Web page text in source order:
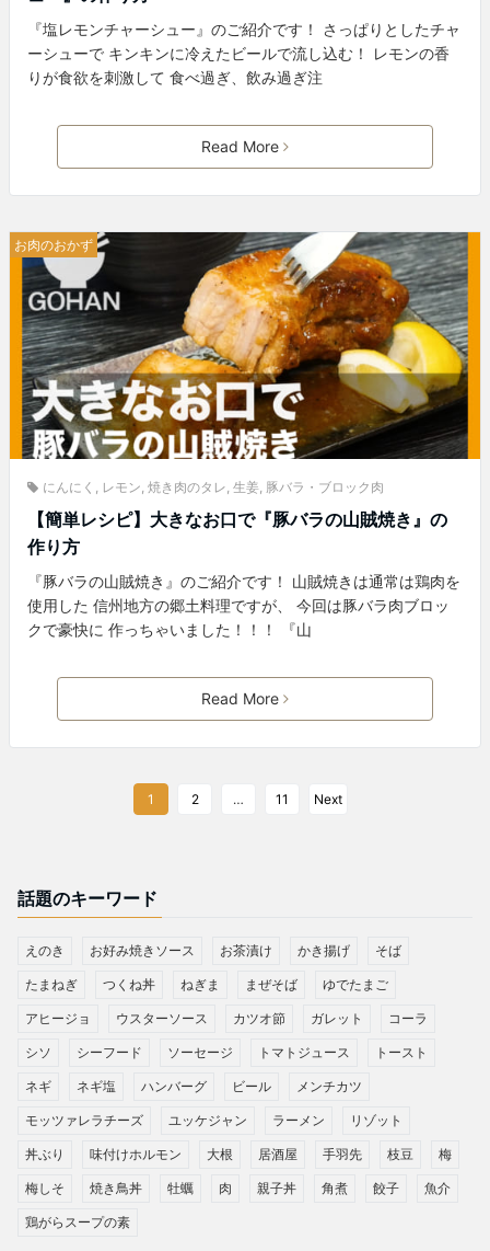
『塩レモンチャーシュー』のご紹介です！ さっぱりとしたチャ
ーシューで キンキンに冷えたビールで流し込む！ レモンの香
りが食欲を刺激して 食べ過ぎ、飲み過ぎ注
Read More
お肉のおかず
にんにく , レモン, 焼き肉のタレ, 生姜, 豚バラ・ブロック肉
【簡単レシピ】大きなお口で『豚バラの山賊焼き』の
作り方
『豚バラの山賊焼き』のご紹介です！ 山賊焼きは通常は鶏肉を
使用した 信州地方の郷土料理ですが、 今回は豚バラ肉ブロッ
クで豪快に 作っちゃいました！！！ 『山
Read More
1 2 … 11 Next
話題のキーワード
えのき お好み焼きソース お茶漬け かき揚げ そば
たまねぎ つくね丼 ねぎま まぜそば ゆでたまご
アヒージョ ウスターソース カツオ節 ガレット コーラ
シソ シーフード ソーセージ トマトジュース トースト
ネギ ネギ塩 ハンバーグ ビール メンチカツ
モッツァレラチーズ ユッケジャン ラーメン リゾット
丼ぶり 味付けホルモン 大根 居酒屋 手羽先 枝豆 梅
梅しそ 焼き鳥丼 牡蠣 肉 親子丼 角煮 餃子 魚介
鶏がらスープの素